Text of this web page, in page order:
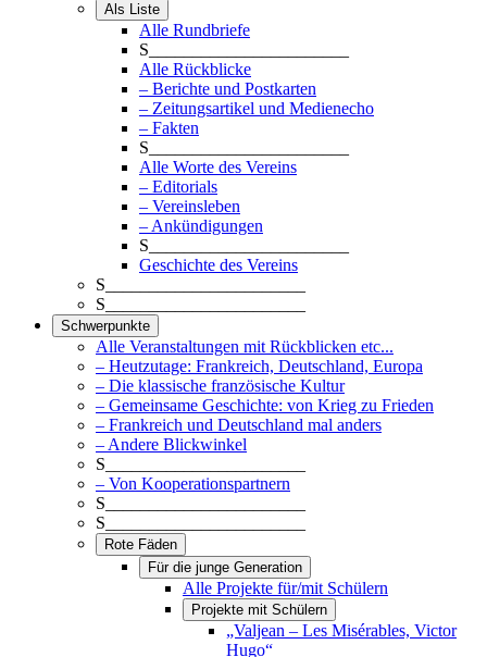
Als Liste
Alle Rundbriefe
S_______________________
Alle Rückblicke
– Berichte und Postkarten
– Zeitungsartikel und Medienecho
– Fakten
S_______________________
Alle Worte des Vereins
– Editorials
– Vereinsleben
– Ankündigungen
S_______________________
Geschichte des Vereins
S_______________________
S_______________________
Schwerpunkte
Alle Veranstaltungen mit Rückblicken etc...
– Heutzutage: Frankreich, Deutschland, Europa
– Die klassische französische Kultur
– Gemeinsame Geschichte: von Krieg zu Frieden
– Frankreich und Deutschland mal anders
– Andere Blickwinkel
S_______________________
– Von Kooperationspartnern
S_______________________
S_______________________
Rote Fäden
Für die junge Generation
Alle Projekte für/mit Schülern
Projekte mit Schülern
„Valjean – Les Misérables, Victor
Hugo“